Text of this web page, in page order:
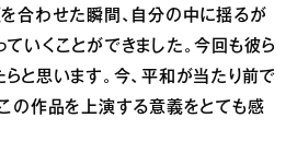
合わせた瞬間、自分の中に揺るが
いくことができました。今回も彼ら
と思います。今、平和が当たり前で
の作品を上演する意義をとても感